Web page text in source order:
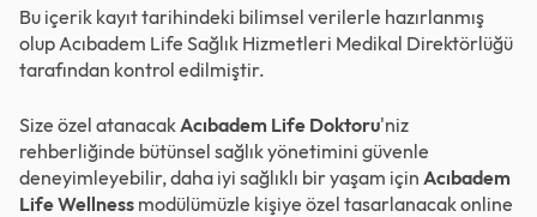
Bu içerik kayıt tarihindeki bilimsel verilerle hazırlanmış
olup Acıbadem Life Sağlık Hizmetleri Medikal Direktörlüğü
tarafından kontrol edilmiştir.
Size özel atanacakAcıbadem Life Doktoru'niz
rehberliğinde bütünsel sağlık yönetimini güvenle
deneyimleyebilir, daha iyi sağlıklı bir yaşam için Acıbadem
Life Wellness modülümüzle kişiye özel tasarlanacak online